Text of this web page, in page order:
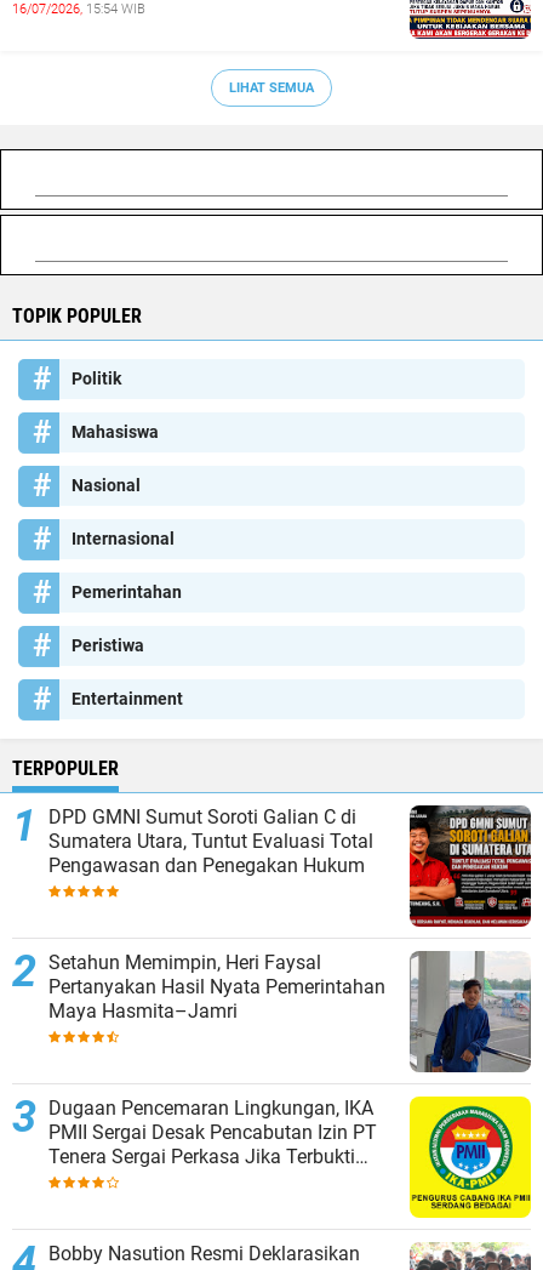
16/07/2026, 15:54 WIB
LIHAT SEMUA
TOPIK POPULER
Politik
Mahasiswa
Nasional
Internasional
Pemerintahan
Peristiwa
Entertainment
TERPOPULER
DPD GMNI Sumut Soroti Galian C di
Sumatera Utara, Tuntut Evaluasi Total
Pengawasan dan Penegakan Hukum
Setahun Memimpin, Heri Faysal
Pertanyakan Hasil Nyata Pemerintahan
Maya Hasmita–Jamri
Dugaan Pencemaran Lingkungan, IKA
PMII Sergai Desak Pencabutan Izin PT
Tenera Sergai Perkasa Jika Terbukti
Melanggar
Bobby Nasution Resmi Deklarasikan